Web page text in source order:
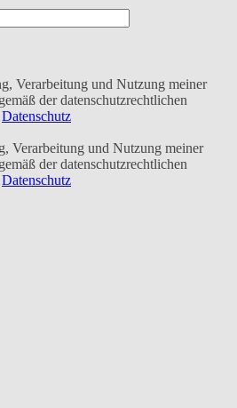
Verarbeitung und Nutzung meiner
der datenschutzrechtlichen
Datenschutz
Verarbeitung und Nutzung meiner
der datenschutzrechtlichen
Datenschutz